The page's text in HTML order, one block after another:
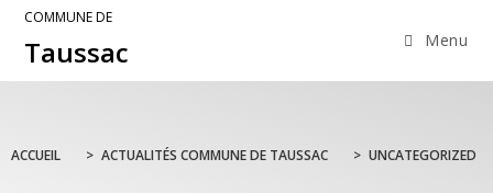
COMMUNE DE
Taussac Menu
ACCUEIL > ACTUALITÉS COMMUNE DE TAUSSAC > UNCATEGORIZED